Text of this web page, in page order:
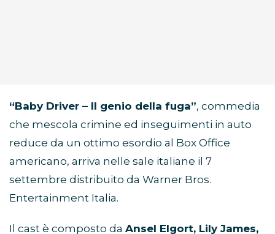
“Baby Driver – Il genio della fuga”, commedia
che mescola crimine ed inseguimenti in auto
reduce da un ottimo esordio al Box Office
americano, arriva nelle sale italiane il 7
settembre distribuito da Warner Bros.
Entertainment Italia.
Il cast è composto da Ansel Elgort, Lily James,